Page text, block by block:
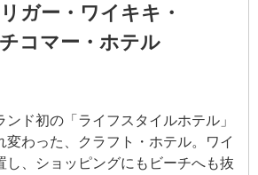
ガー・ワイキキ・
コマー・ホテル
ド初の「ライフスタイルホテル」
変わった、クラフト・ホテル。ワイ
し、ショッピングにもビーチへも抜